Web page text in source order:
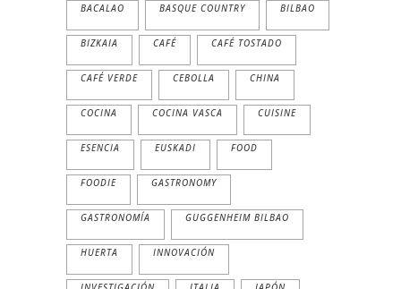
BACALAO BASQUE COUNTRY BILBAO
BIZKAIA CAFÉ CAFÉ TOSTADO
CAFÉ VERDE CEBOLLA CHINA
COCINA COCINA VASCA CUISINE
ESENCIA EUSKADI FOOD
FOODIE GASTRONOMY
GASTRONOMÍA GUGGENHEIM BILBAO
HUERTA INNOVACIÓN